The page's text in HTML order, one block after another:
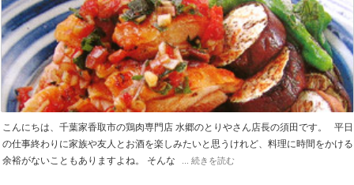
こんにちは、千葉家香取市の鶏肉専門店 水郷のとりやさん店長の須田です。 平日
の仕事終わりに家族や友人とお酒を楽しみたいと思うけれど、料理に時間をかける
余裕がないこともありますよね。 そんな
... 続きを読む